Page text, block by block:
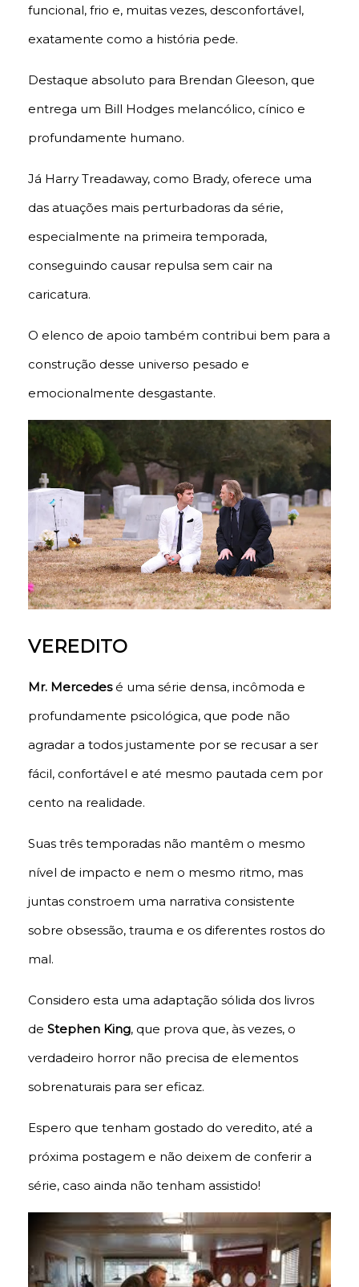
funcional, frio e, muitas vezes, desconfortável,
exatamente como a história pede.
Destaque absoluto para Brendan Gleeson, que
entrega um Bill Hodges melancólico, cínico e
profundamente humano.
Já Harry Treadaway, como Brady, oferece uma
das atuações mais perturbadoras da série,
especialmente na primeira temporada,
conseguindo causar repulsa sem cair na
caricatura.
O elenco de apoio também contribui bem para a
construção desse universo pesado e
emocionalmente desgastante.
VEREDITO
Mr. Mercedes é uma série densa, incômoda e
profundamente psicológica, que pode não
agradar a todos justamente por se recusar a ser
fácil, confortável e até mesmo pautada cem por
cento na realidade.
Suas três temporadas não mantêm o mesmo
nível de impacto e nem o mesmo ritmo, mas
juntas constroem uma narrativa consistente
sobre obsessão, trauma e os diferentes rostos do
mal.
Considero esta uma adaptação sólida dos livros
de Stephen King, que prova que, às vezes, o
verdadeiro horror não precisa de elementos
sobrenaturais para ser eficaz.
Espero que tenham gostado do veredito, até a
próxima postagem e não deixem de conferir a
série, caso ainda não tenham assistido!